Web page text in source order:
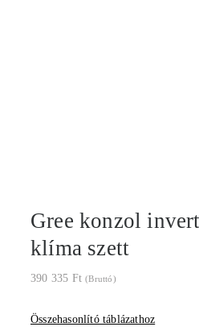
Gree konzol
klíma szett
390 335 Ft (Bruttó)
Összehasonlító táblázathoz